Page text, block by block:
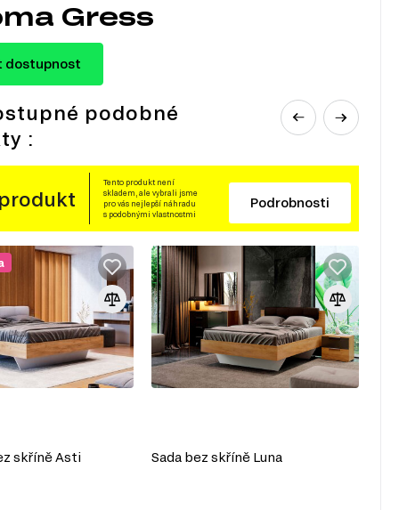
Gress
dostupnost
podobné
:
Tento produkt není
skladem, ale vybrali jsme
pro vás nejlepší náhradu
s podobnými vlastnostmi
Podrobnosti
skříně Asti Sada bez skříně Luna